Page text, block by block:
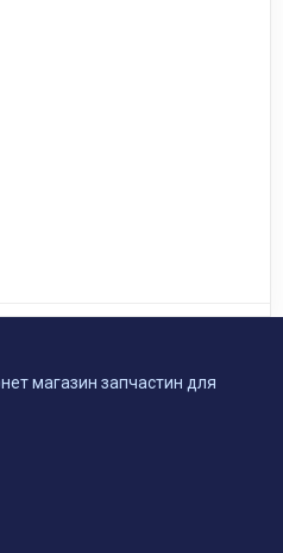
магазин запчастин для